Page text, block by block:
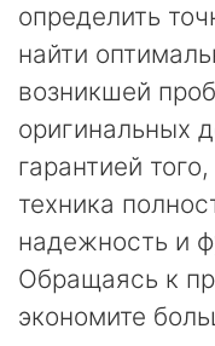
определить
найти
возникшей
оригинальных
гарантией
техника
надежность и
Обращаясь к
экономите